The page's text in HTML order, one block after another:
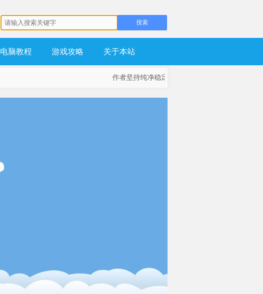
电脑教程 游戏攻略 关于本站
作者坚持纯净稳定为基础，不流氓，不锁主页，